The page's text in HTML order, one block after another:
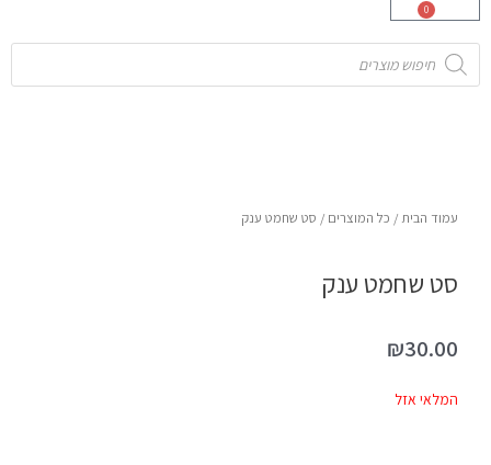
0
עגלת
Products
search
עמוד הבית / כל המוצרים / סט שחמט ענק
סט שחמט ענק
₪30.00
המלאי אזל